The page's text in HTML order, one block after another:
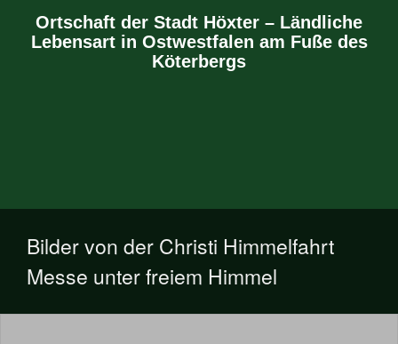
Ortschaft der Stadt Höxter – Ländliche
Lebensart in Ostwestfalen am Fuße des
Köterbergs
Bilder von der Christi Himmelfahrt
Messe unter freiem Himmel